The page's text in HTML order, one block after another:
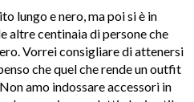
lungo e nero, ma poi si è in
altre centinaia di persone che
Vorrei consigliare di attenersi
che quel che rende un outfit
amo indossare accessori in